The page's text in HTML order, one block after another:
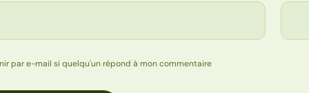
par e-mail si quelqu'un répond à mon commentaire